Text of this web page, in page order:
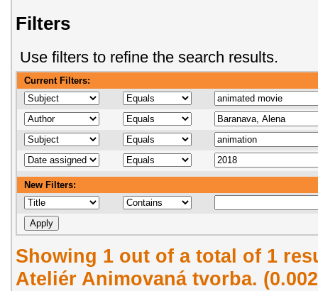
Filters
Use filters to refine the search results.
Current Filters:
New Filters:
Showing 1 out of a total of 1
Ateliér Animovaná tvorba.